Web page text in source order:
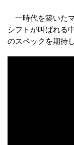
一時代を築いた
シフトが叫ばれる
のスペックを期待